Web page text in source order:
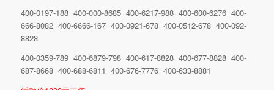
400-0197-188 400-000-8685 400-6217-988 400-600-6276 400-
666-8082 400-6666-167 400-0921-678 400-0512-678 400-092-
8828
400-0359-789 400-6879-798 400-617-8828 400-677-8828 400-
687-8668 400-688-6811 400-676-7776 400-633-8881